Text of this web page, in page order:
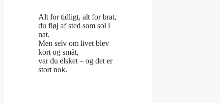
Alt for tidligt, alt for brat,
du fløj af sted som sol i
nat.
Men selv om livet blev
kort og småt,
var du elsket – og det er
stort nok.